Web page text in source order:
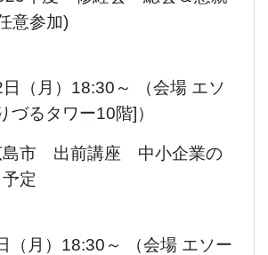
意参加)
（月）18:30～ （会場 エソ
づるタワー10階]）
島市 出前講座 中小企業の
定
（月）18:30～ （会場 エソー